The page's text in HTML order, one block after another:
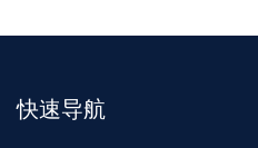
快速导航